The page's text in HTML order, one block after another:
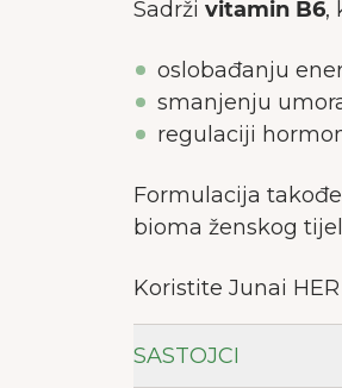
Sadrži vitamin B6,
oslobađanju
smanjenju
regulaciji
Formulacija
bioma ženskog
Koristite Junai
SASTOJCI